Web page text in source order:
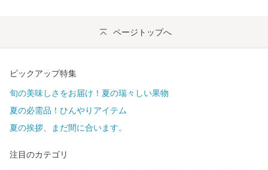
ページトップへ
ピックアップ特集
旬の美味しさをお届け！夏の瑞々しい果物
夏の必需品！ひんやりアイテム
夏の挨拶、まだ間に合います。
注目のカテゴリ